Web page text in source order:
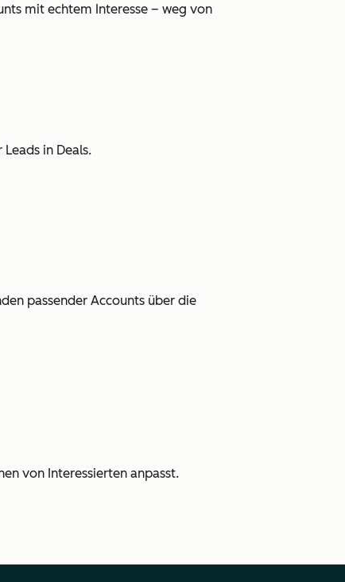
mit echtem Interesse – weg von
in Deals.
passender Accounts über die
von Interessierten anpasst.